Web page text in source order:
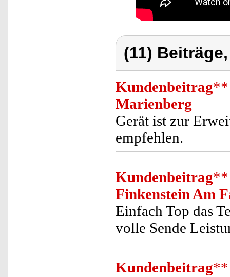
(11)
Kundenbeitrag**
Marienberg
Gerät ist zur
empfehlen.
Kundenbeitrag**
Finkenstein Am
Einfach Top das
volle Sende
Kundenbeitrag**